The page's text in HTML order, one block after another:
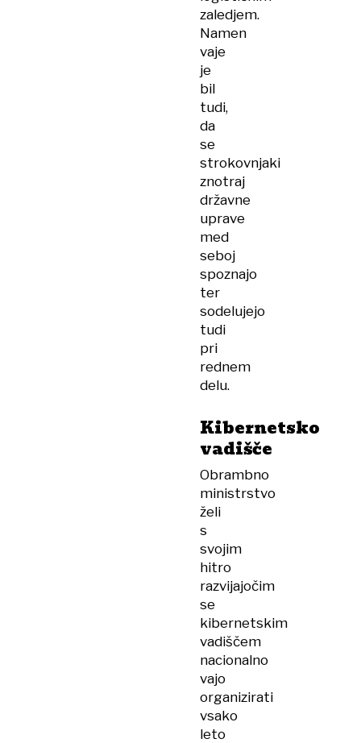
zaledjem.
Namen
vaje
je
bil
tudi,
da
se
strokovnjaki
znotraj
državne
uprave
med
seboj
spoznajo
ter
sodelujejo
tudi
pri
rednem
delu.
Kibernetsko
vadišče
Obrambno
ministrstvo
želi
s
svojim
hitro
razvijajočim
se
kibernetskim
vadiščem
nacionalno
vajo
organizirati
vsako
leto